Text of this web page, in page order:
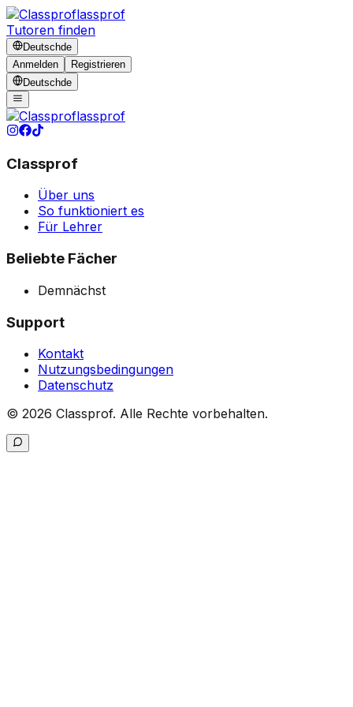
lassprof
Tutoren finden
Deutschde
Anmelden
Registrieren
Deutschde
lassprof
Classprof
Über uns
So funktioniert es
Für Lehrer
Beliebte Fächer
Demnächst
Support
Kontakt
Nutzungsbedingungen
Datenschutz
© 2026 Classprof. Alle Rechte vorbehalten.